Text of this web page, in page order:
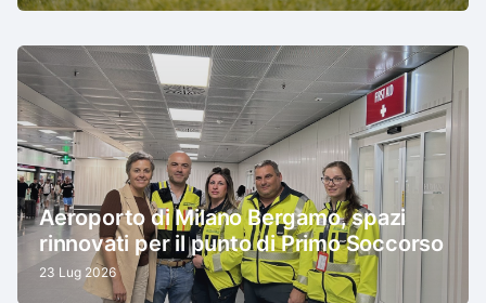
Aeroporto di Milano Bergamo, spazi
rinnovati per il punto di Primo Soccorso
23 Lug 2026